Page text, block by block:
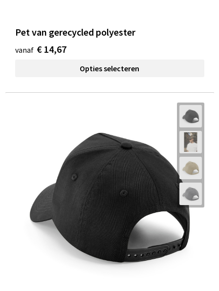
Pet van gerecycled polyester
vanaf € 14,67
Opties selecteren